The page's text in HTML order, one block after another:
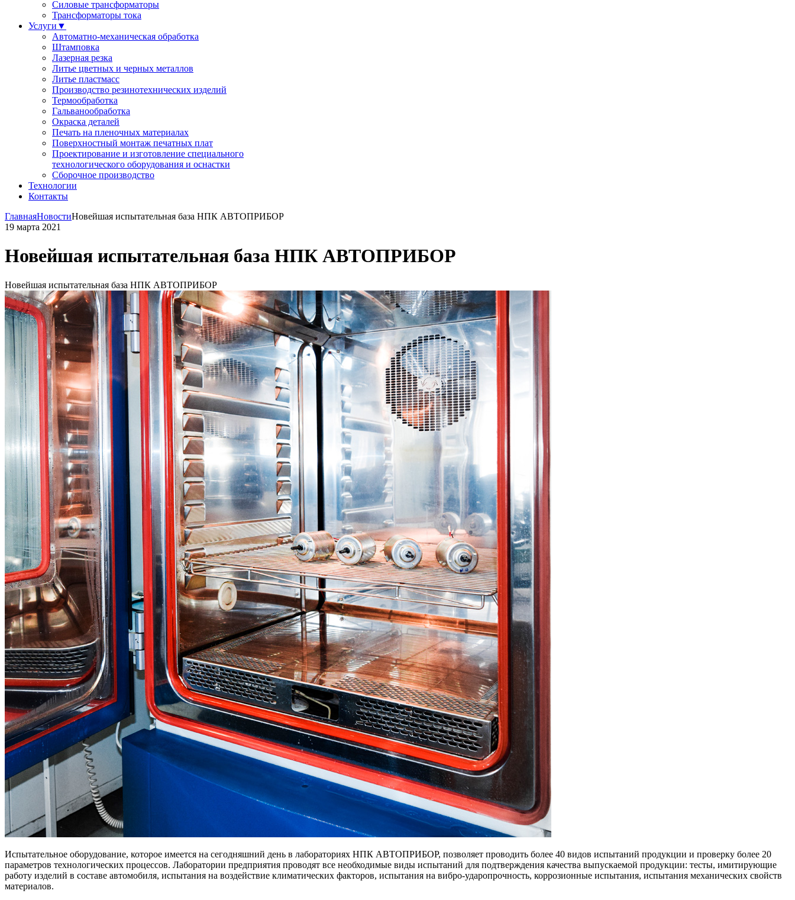
Силовые трансформаторы
Трансформаторы тока
Услуги ▼
Автоматно-механическая обработка
Штамповка
Лазерная резка
Литье цветных и черных металлов
Литье пластмасс
Производство резинотехнических изделий
Термообработка
Гальванообработка
Окраска деталей
Печать на пленочных материалах
Поверхностный монтаж печатных плат
Проектирование и изготовление специального
технологического оборудования и оснастки
Сборочное производство
Технологии
Контакты
ГлавнаяНовостиНовейшая испытательная база НПК АВТОПРИБОР
19 марта 2021
Новейшая испытательная база НПК АВТОПРИБОР
Новейшая испытательная база НПК АВТОПРИБОР
Испытательное оборудование, которое имеется на сегодняшний день в лабораториях НПК АВТОПРИБОР, позволяет проводить более 40 видов испытаний продукции и проверку более 20
параметров технологических процессов. Лаборатории предприятия проводят все необходимые виды испытаний для подтверждения качества выпускаемой продукции: тесты, имитирующие
работу изделий в составе автомобиля, испытания на воздействие климатических факторов, испытания на вибро-ударопрочность, коррозионные испытания, испытания механических свойств
материалов.